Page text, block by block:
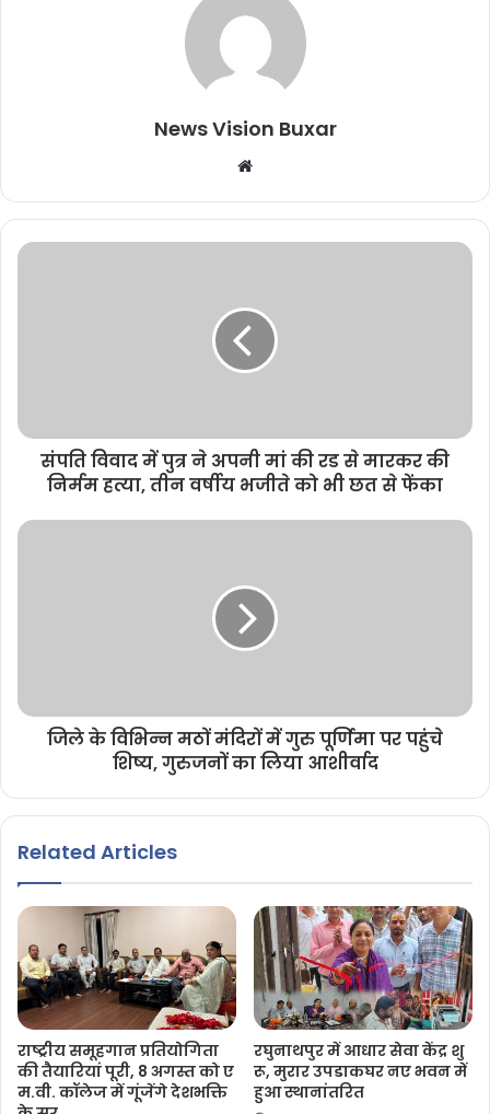
News Vision Buxar
b
s
e
संपति विवाद में पुत्र ने अपनी मां की रड से मारकर की
निर्मम हत्या, तीन वर्षीय भजीते को भी छत से फेंका
जिले के विभिन्न मठों मंदिरों में गुरु पूर्णिमा पर पहुंचे
शिष्य, गुरुजनों का लिया आशीर्वाद
Related Articles
राष्ट्रीय समूहगान प्रतियोगिता
की तैयारियां पूरी, 8 अगस्त को ए
म.वी. कॉलेज में गूंजेंगे देशभक्ति
रघुनाथपुर में आधार सेवा केंद्र शु
रू, मुरार उपडाकघर नए भवन में
हुआ स्थानांतरित